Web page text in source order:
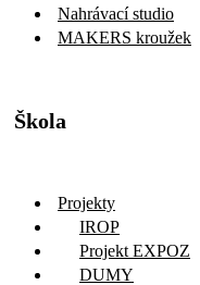
Nahrávací studio
MAKERS kroužek
Škola
Projekty
IROP
Projekt EXPOZ
DUMY